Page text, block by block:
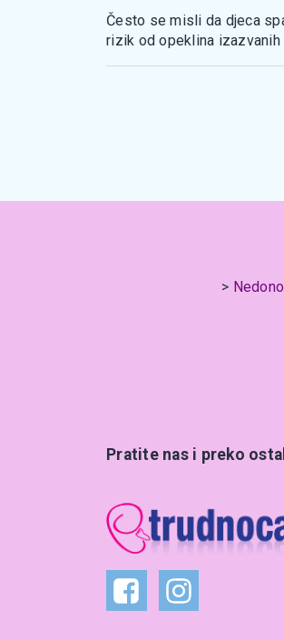
Često se misli da djeca
rizik od opeklina
Pratite nas i preko